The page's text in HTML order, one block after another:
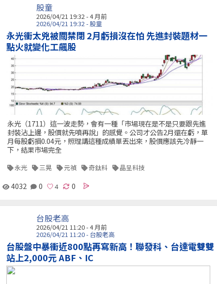
股童
2026/04/21 19:32 - 4 月前
2026/04/21 19:32 - 股童
永光衝太兇被關禁閉 2月虧損沒在怕 先進封裝題材一
點火就變化工飆股
永光（1711）這一波走勢，會有一種「市場現在是不是只要跟先進
封裝沾上邊，股價就先噴再說」的感覺。公司才公告2月還在虧，單
月每股虧損0.04元，照理講這種成績單丟出來，股價應該先冷靜一
下，結果市場完全
永光 三晃 元禎 奇鈦科 晶呈科技
4032 0 0
台股老高
2026/04/21 11:20 - 4 月前
2026/04/21 11:20 - 台股老高
台股盤中暴衝近800點再寫新高！聯發科、台達電雙雙
站上2,000元 ABF、IC